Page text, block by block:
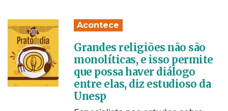
Acontece
Grandes religiões não são
monolíticas, e isso permite
que possa haver diálogo
entre elas, diz estudioso da
Unesp